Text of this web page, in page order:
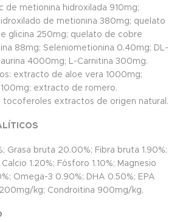
de metionina hidroxilada 910mg;
de metionina 380mg; quelato
glicina 250mg; quelato de cobre
88mg; Seleniometionina 0.40mg; DL-
4000mg; L-Carnitina 300mg.
extracto de aloe vera 1000mg;
extracto de romero.
extractos de origen natural.
Grasa bruta 20.00%; Fibra bruta 1.90%;
1.20%; Fósforo 1.10%; Magnesio
Omega-3 0.90%; DHA 0.50%; EPA
kg; Condroitina 900mg/kg.